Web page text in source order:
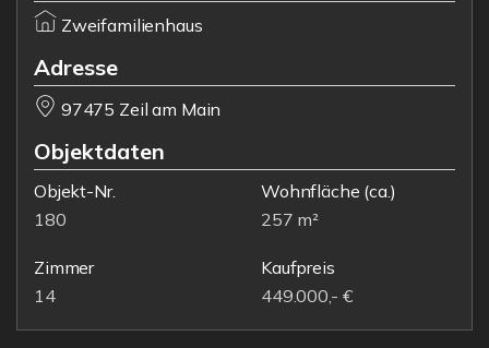
Zweifamilienhaus
Adresse
97475 Zeil am Main
Objektdaten
Objekt-Nr.
180
Wohnfläche (ca.)
257 m²
Zimmer
14
Kaufpreis
449.000,- €